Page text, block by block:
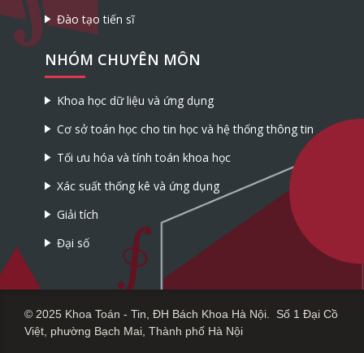
Đào tạo tiến sĩ
NHÓM CHUYÊN MÔN
Khoa học dữ liệu và ứng dụng
Cơ sở toán học cho tin học và hệ thống thông tin
Tối ưu hóa và tính toán khoa học
Xác suất thống kê và ứng dụng
Giải tích
Đại số
© 2025 Khoa Toán - Tin, ĐH Bách Khoa Hà Nội. Số 1 Đại Cồ
Việt, phường Bạch Mai, Thành phố Hà Nội